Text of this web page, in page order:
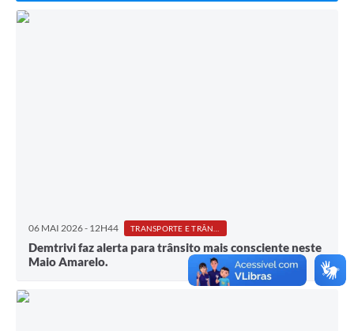
06 MAI 2026 - 12H44
Demtrivi faz alerta para trânsito mais consciente neste
Maio Amarelo.